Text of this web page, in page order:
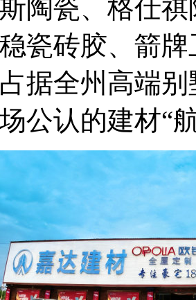
陶瓷、格仕
瓷砖胶、箭
据全州高端
公认的建材“